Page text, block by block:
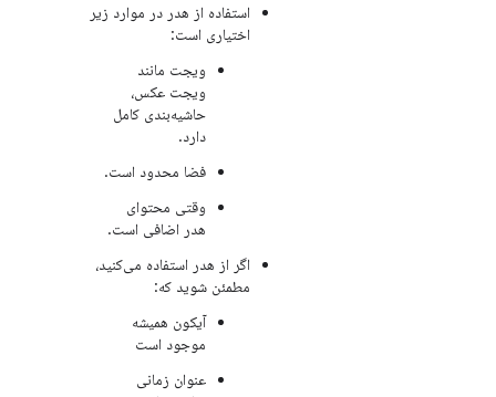
استفاده از هدر در موارد زیر
اختیاری است:
ویجت مانند
ویجت عکس،
حاشیه‌بندی کامل
دارد.
فضا محدود است.
وقتی محتوای
هدر اضافی است.
اگر از هدر استفاده می‌کنید،
مطمئن شوید که:
آیکون همیشه
موجود است
عنوان زمانی